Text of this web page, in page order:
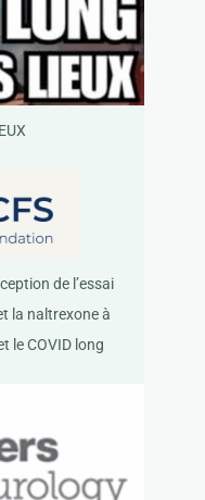
de l’essai
la naltrexone à
le COVID long